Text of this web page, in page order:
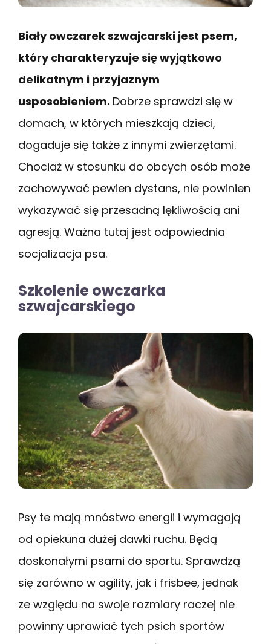
Biały owczarek szwajcarski jest psem,
który charakteryzuje się wyjątkowo
delikatnym i przyjaznym
usposobieniem. Dobrze sprawdzi się w
domach, w których mieszkają dzieci,
dogaduje się także z innymi zwierzętami.
Chociaż w stosunku do obcych osób może
zachowywać pewien dystans, nie powinien
wykazywać się przesadną lękliwością ani
agresją. Ważna tutaj jest odpowiednia
socjalizacja psa.
Szkolenie owczarka
szwajcarskiego
Psy te mają mnóstwo energii i wymagają
od opiekuna dużej dawki ruchu. Będą
doskonałymi psami do sportu. Sprawdzą
się zarówno w agility, jak i frisbee, jednak
ze względu na swoje rozmiary raczej nie
powinny uprawiać tych psich sportów